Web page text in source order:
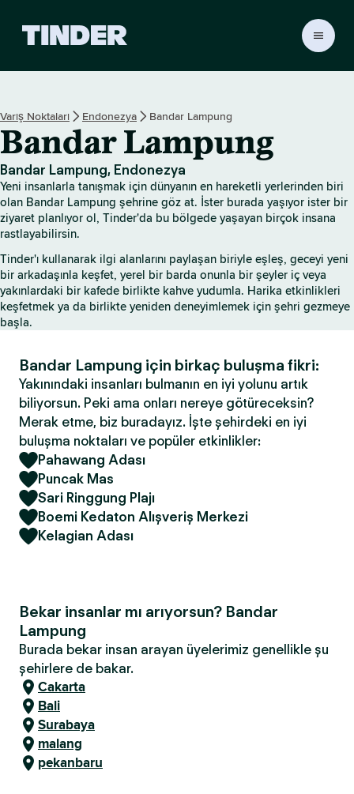
r
A
n
a
S
a
y
Varış Noktaları Endonezya Bandar Lampung
Bandar Lampung
Bandar Lampung, Endonezya
Yeni insanlarla tanışmak için dünyanın en hareketli yerlerinden biri
olan Bandar Lampung şehrine göz at. İster burada yaşıyor ister bir
ziyaret planlıyor ol, Tinder'da bu bölgede yaşayan birçok insana
rastlayabilirsin.
Tinder'ı kullanarak ilgi alanlarını paylaşan biriyle eşleş, geceyi yeni
bir arkadaşınla keşfet, yerel bir barda onunla bir şeyler iç veya
yakınlardaki bir kafede birlikte kahve yudumla. Harika etkinlikleri
keşfetmek ya da birlikte yeniden deneyimlemek için şehri gezmeye
başla.
Bandar Lampung için birkaç buluşma fikri:
Yakınındaki insanları bulmanın en iyi yolunu artık
biliyorsun. Peki ama onları nereye götüreceksin?
Merak etme, biz buradayız. İşte şehirdeki en iyi
buluşma noktaları ve popüler etkinlikler:
Pahawang Adası
Puncak Mas
Sari Ringgung Plajı
Boemi Kedaton Alışveriş Merkezi
Kelagian Adası
Bekar insanlar mı arıyorsun? Bandar
Lampung
Burada bekar insan arayan üyelerimiz genellikle şu
şehirlere de bakar.
Cakarta
Bali
Surabaya
malang
pekanbaru